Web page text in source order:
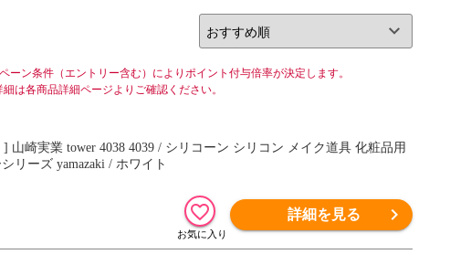
ン条件（エントリー含む）によりポイント付与倍率が決定します。
は各商品詳細ページよりご確認ください。
保湿クリーム 白 黒 タワーシリーズ yamazaki / ホワイト
詳細を見る